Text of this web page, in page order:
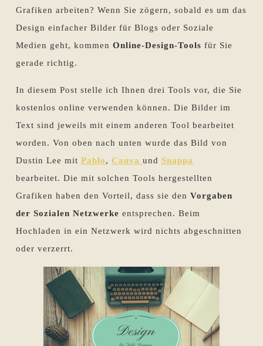
Grafiken arbeiten? Wenn Sie zögern, sobald es um das
Design einfacher Bilder für Blogs oder Soziale
Medien geht, kommen Online-Design-Tools für Sie
gerade richtig.
In diesem Post stelle ich Ihnen drei Tools vor, die Sie
kostenlos online verwenden können. Die Bilder im
Text sind jeweils mit einem anderen Tool bearbeitet
worden. Von oben nach unten wurde das Bild von
Dustin Lee mit Pablo, Canva und Snappa
bearbeitet. Die mit solchen Tools hergestellten
Grafiken haben den Vorteil, dass sie den Vorgaben
der Sozialen Netzwerke entsprechen. Beim
Hochladen in ein Netzwerk wird nichts abgeschnitten
oder verzerrt.